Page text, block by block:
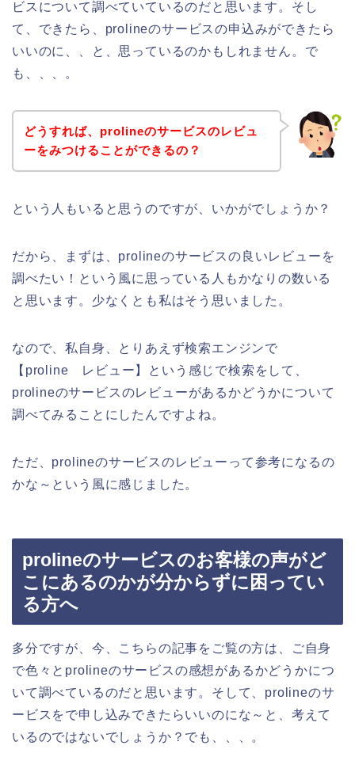
ビスについて調べていているのだと思います。そし
て、できたら、prolineのサービスの申込みができたら
いいのに、、と、思っているのかもしれません。で
も、、、。
どうすれば、prolineのサービスのレビュ
ーをみつけることができるの？
という人もいると思うのですが、いかがでしょうか？
だから、まずは、prolineのサービスの良いレビューを
調べたい！という風に思っている人もかなりの数いる
と思います。少なくとも私はそう思いました。
なので、私自身、とりあえず検索エンジンで
【proline レビュー】という感じで検索をして、
prolineのサービスのレビューがあるかどうかについて
調べてみることにしたんですよね。
ただ、prolineのサービスのレビューって参考になるの
かな～という風に感じました。
prolineのサービスのお客様の声がど
こにあるのかが分からずに困ってい
る方へ
多分ですが、今、こちらの記事をご覧の方は、ご自身
で色々とprolineのサービスの感想があるかどうかにつ
いて調べているのだと思います。そして、prolineのサ
ービスをで申し込みできたらいいのにな～と、考えて
いるのではないでしょうか？でも、、、。